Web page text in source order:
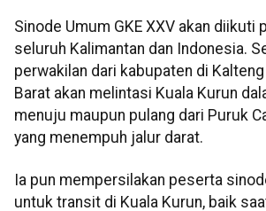
Sinode Umum GKE XXV akan diikuti
seluruh Kalimantan dan Indonesia.
perwakilan dari kabupaten di
Barat akan melintasi Kuala Kurun
menuju maupun pulang dari Puruk
yang menempuh jalur darat.
Ia pun mempersilakan peserta
untuk transit di Kuala Kurun, baik